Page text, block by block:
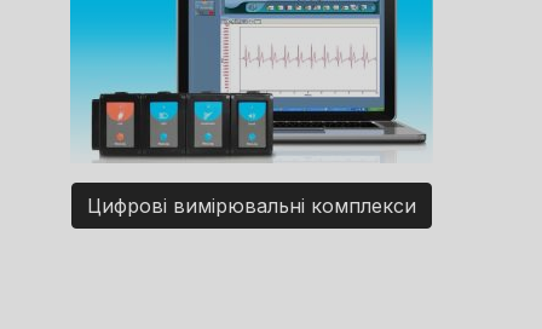
Цифрові вимірювальні комплекси